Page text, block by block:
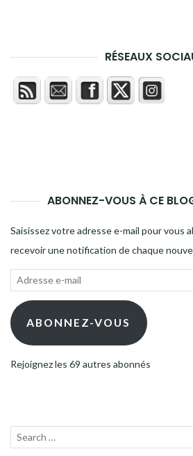
RÉSEAUX
ABONNEZ-VOUS À CE
Saisissez votre adresse e-mail pour vous
recevoir une notification de chaque
Adresse
mail ABONNEZ-VOUS
Rejoignez les 69 autres abonnés
Recherche